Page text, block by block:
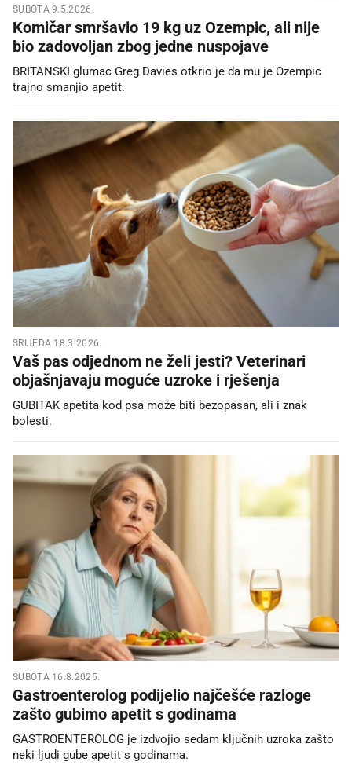
SUBOTA 9.5.2026.
Komičar smršavio 19 kg uz Ozempic, ali nije
bio zadovoljan zbog jedne nuspojave
BRITANSKI glumac Greg Davies otkrio je da mu je Ozempic
trajno smanjio apetit.
SRIJEDA 18.3.2026.
Vaš pas odjednom ne želi jesti? Veterinari
objašnjavaju moguće uzroke i rješenja
GUBITAK apetita kod psa može biti bezopasan, ali i znak
bolesti.
SUBOTA 16.8.2025.
Gastroenterolog podijelio najčešće razloge
zašto gubimo apetit s godinama
GASTROENTEROLOG je izdvojio sedam ključnih uzroka zašto
neki ljudi gube apetit s godinama.